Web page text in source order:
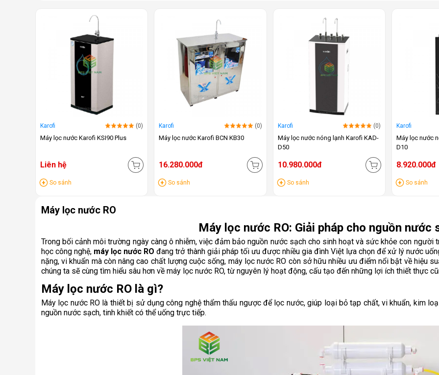
Karofi (0)
Máy lọc nước Karofi KSI90 Plus
Liên hệ
So sánh
Karofi (0)
Máy lọc nước Karofi BCN KB30
16.280.000đ
So sánh
Karofi (0)
Máy lọc nước nóng lạnh Karofi KAD-
D50
10.980.000đ
So sánh
Karofi
Máy lọc nước
D10
8.920.000đ
So sánh
Máy lọc nước RO
Máy lọc nước RO: Giải pháp cho nguồn nước
Trong bối cảnh môi trường ngày càng ô nhiễm, việc đảm bảo nguồn nước sạch cho sinh hoạt và sức khỏe con người
học công nghệ, máy lọc nước RO đang trở thành giải pháp tối ưu được nhiều gia đình Việt lựa chọn để xử lý nước
nặng, vi khuẩn mà còn nâng cao chất lượng cuộc sống, máy lọc nước RO còn sở hữu nhiều ưu điểm nổi bật về hiệu
chúng ta sẽ cùng tìm hiểu sâu hơn về máy lọc nước RO, từ nguyên lý hoạt động, cấu tạo đến những lợi ích thiết thực
Máy lọc nước RO là gì?
Máy lọc nước RO là thiết bị sử dụng công nghệ thẩm thấu ngược để lọc nước, giúp loại bỏ tạp chất, vi khuẩn, kim
nguồn nước sạch, tinh khiết có thể uống trực tiếp.